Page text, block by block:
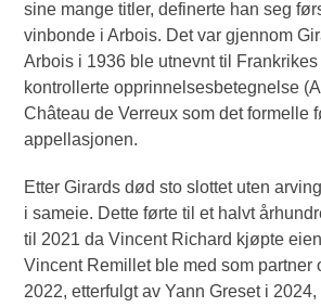
sine mange titler, definerte han seg
vinbonde i Arbois. Det var gjennom
Arbois i 1936 ble utnevnt til
kontrollerte opprinnelsesbetegnelse
Château de Verreux som det formelle
appellasjonen.
Etter Girards død sto slottet uten
i sameie. Dette førte til et halvt
til 2021 da Vincent Richard kjøpte
Vincent Remillet ble med som partner
2022, etterfulgt av Yann Greset i